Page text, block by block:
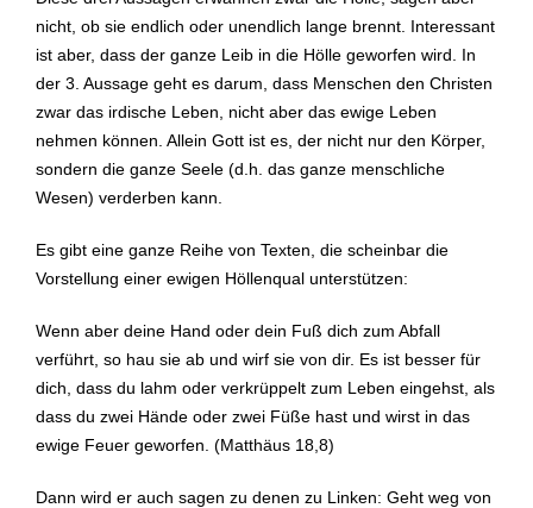
nicht, ob sie endlich oder unendlich lange brennt. Interessant
ist aber, dass der ganze Leib in die Hölle geworfen wird. In
der 3. Aussage geht es darum, dass Menschen den Christen
zwar das irdische Leben, nicht aber das ewige Leben
nehmen können. Allein Gott ist es, der nicht nur den Körper,
sondern die ganze Seele (d.h. das ganze menschliche
Wesen) verderben kann.
Es gibt eine ganze Reihe von Texten, die scheinbar die
Vorstellung einer ewigen Höllenqual unterstützen:
Wenn aber deine Hand oder dein Fuß dich zum Abfall
verführt, so hau sie ab und wirf sie von dir. Es ist besser für
dich, dass du lahm oder verkrüppelt zum Leben eingehst, als
dass du zwei Hände oder zwei Füße hast und wirst in das
ewige Feuer geworfen. (Matthäus 18,8)
Dann wird er auch sagen zu denen zu Linken: Geht weg von